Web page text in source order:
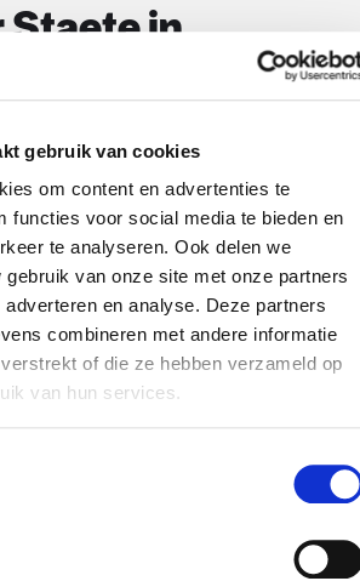
gebruik van cookies
om content en advertenties te
functies voor social media te bieden en
te analyseren. Ook delen we
gebruik van onze site met onze partners
en analyse. Deze partners
combineren met andere informatie
of die ze hebben verzameld op
van hun services.
Staete in
11.07.2022
Noorder Staete Assurantiën
het stokje
Haan, waarbij Ben